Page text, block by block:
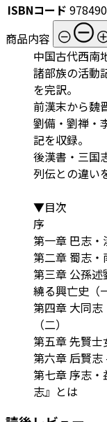
ISBNコード
商品内容
中国古代西南
諸部族の活動
を完訳。
前漢末から魏
劉備・劉禅・
記を収録。
後漢書・三国
列伝との違い
▼目次
序
第一章 巴志・
第二章 蜀志・
第三章 公孫
繞る興亡史（
第四章 大同
（二）
第五章 先賢士
第六章 后賢志
第七章 序志
志』とは